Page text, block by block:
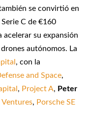
se convirtió en
C de €160
acelerar su expansión
autónomos. La
, con la
and Space,
, Project A, Peter
, Porsche SE